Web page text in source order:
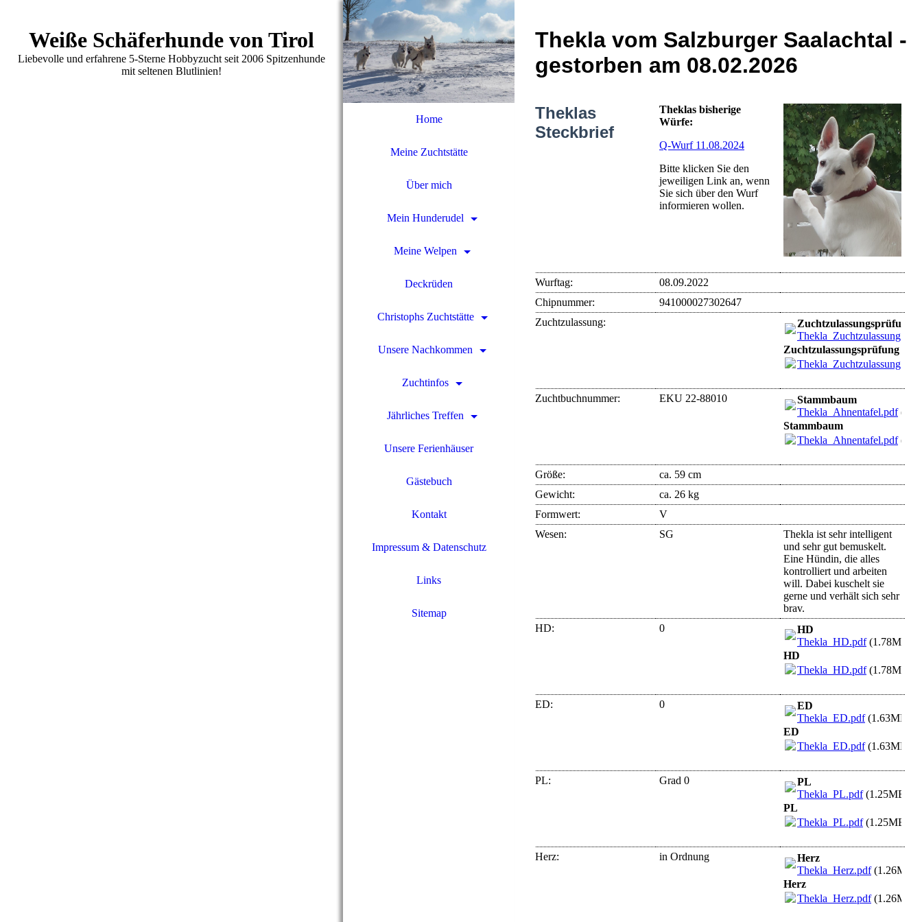
Weiße Schäferhunde von Tirol
Liebevolle und erfahrene 5-Sterne Hobbyzucht seit 2006 Spitzenhunde
mit seltenen Blutlinien!
Home
Meine Zuchtstätte
Über mich
Mein Hunderudel
Meine Welpen
Deckrüden
Christophs Zuchtstätte
Unsere Nachkommen
Zuchtinfos
Jährliches Treffen
Unsere Ferienhäuser
Gästebuch
Kontakt
Impressum & Datenschutz
Links
Sitemap
Thekla vom Salzburger Saalachtal -
gestorben am 08.02.2026
Theklas
Steckbrief
Theklas bisherige
Würfe:
Q-Wurf 11.08.2024
Bitte klicken Sie den
jeweiligen Link an, wenn
Sie sich über den Wurf
informieren wollen.
Wurftag:
08.09.2022
Chipnummer:
941000027302647
Zuchtzulassung:
Zuchtzulassungsprüfung
Thekla_Zuchtzulassung.pdf
Zuchtzulassungsprüfung
Thekla_Zuchtzulassung.pdf
Zuchtbuchnummer: EKU 22-88010
Stammbaum
Thekla_Ahnentafel.pdf
Stammbaum
Thekla_Ahnentafel.pdf
Größe:
ca. 59 cm
Gewicht:
ca. 26 kg
Formwert:
V
Wesen:
SG
Thekla ist sehr intelligent
und sehr gut bemuskelt.
Eine Hündin, die alles
kontrolliert und arbeiten
will. Dabei kuschelt sie
gerne und verhält sich sehr
brav.
HD:
0
HD
Thekla_HD.pdf(1.78MB)
HD
Thekla_HD.pdf(1.78MB)
ED: 0
ED
Thekla_ED.pdf(1.63MB)
ED
Thekla_ED.pdf(1.63MB)
PL: Grad 0
PL
Thekla_PL.pdf(1.25MB)
PL
Thekla_PL.pdf(1.25MB)
Herz: in Ordnung
Herz
Thekla_Herz.pdf(1.26MB)
Herz
Thekla_Herz.pdf(1.26MB)